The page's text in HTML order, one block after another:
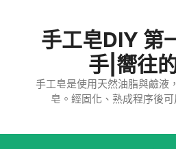
手工皂DIY 第
手|嚮往
手工皂是使用天然油脂與鹼液
皂。經固化、熟成程序後